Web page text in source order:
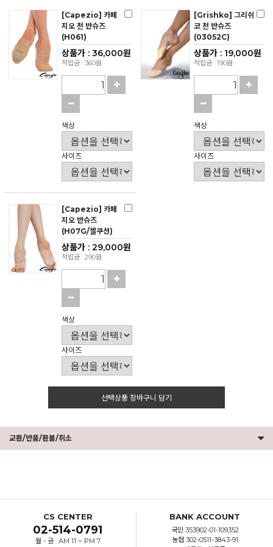
[Capezio] 카페
지오 천 반슈즈
(H061)
상품가 : 36,000원
적립금 : 360원
색상
사이즈
[Grishko] 그리쉬
코 천 반슈즈
(03052C)
상품가 : 19,000원
적립금 : 190원
색상
사이즈
[Capezio] 카페
지오 반슈즈
(H07G/젤쿠션)
상품가 : 29,000원
적립금 : 290원
색상
사이즈
선택상품 장바구니 담기
교환/반품/환불/취소
CS CENTER
02-514-0791
월 - 금 : AM 11 ~ PM 7
BANK ACCOUNT
국민 353902-01-109352
농협 302-0511-3843-91